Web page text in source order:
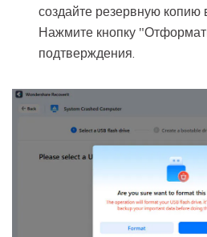
создайте резервную
Нажмите кнопку
подтверждения.